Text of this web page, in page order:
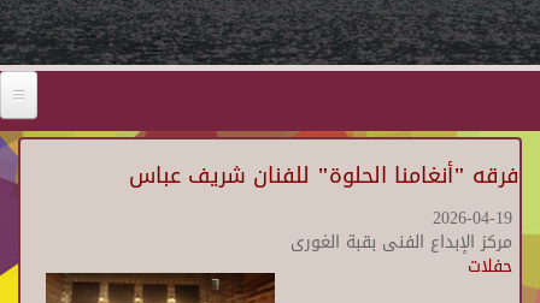
فرقه "أنغامنا الحلوة" للفنان شريف عباس
2026-04-19
مركز الإبداع الفنى بقبة الغورى
حفلات